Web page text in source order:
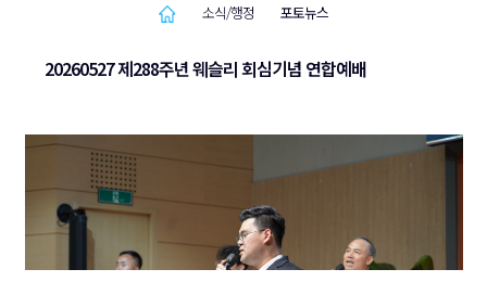
소식/행정 포토뉴스
20260527 제288주년 웨슬리 회심기념 연합예배